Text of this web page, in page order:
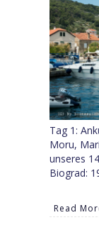
Tag 1:
Moru,
unseres
Biograd:
Read